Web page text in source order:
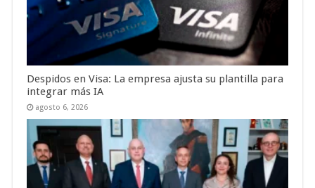
Despidos en Visa: La empresa ajusta su plantilla para
integrar más IA
agosto 6, 2026